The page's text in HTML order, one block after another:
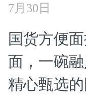
7月30日
国货方便
面，一碗
精心甄选